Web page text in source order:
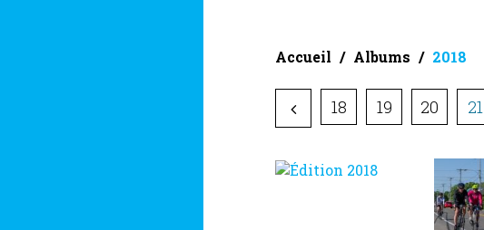
Accueil Albums 2018
18 19 20 21